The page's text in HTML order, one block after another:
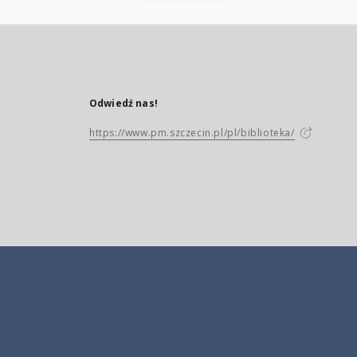
Odwiedź nas!
https://www.pm.szczecin.pl/pl/biblioteka/